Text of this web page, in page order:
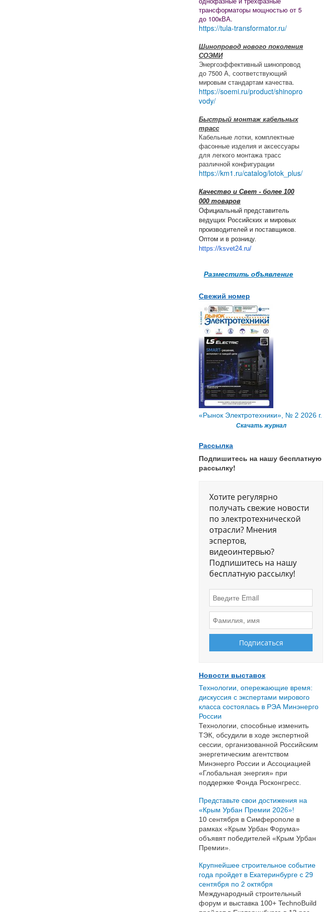
трансформаторы мощностью от 5
до 100кВА.
https://tula-transformator.ru/
Шинопровод нового поколения
СОЭМИ
Энергоэффективный шинопровод
до 7500 А, соответствующий
мировым стандартам качества.
https://soemi.ru/product/shinopro
vody/
Быстрый монтаж кабельных
трасс
Кабельные лотки, комплектные
фасонные изделия и аксессуары
для легкого монтажа трасс
различной конфигурации
https://km1.ru/catalog/lotok_plus/
Качество и Свет - более 100
000 товаров
Официальный представитель
ведущих Российских и мировых
производителей и поставщиков.
Оптом и в розницу.
https://ksvet24.ru/
Разместить объявление
Свежий номер
«Рынок Электротехники», № 2 2026 г.
Скачать журнал
Рассылка
Подпишитесь на нашу бесплатную
рассылку!
Хотите регулярно
получать свежие новости
по электротехнической
отрасли? Мнения
эспертов,
видеоинтервью?
Подпишитесь на нашу
бесплатную рассылку!
Новости выставок
Технологии, опережающие время:
дискуссия с экспертами мирового
класса состоялась в РЭА Минэнерго
России
Технологии, способные изменить
ТЭК, обсудили в ходе экспертной
сессии, организованной Российским
энергетическим агентством
Минэнерго России и Ассоциацией
«Глобальная энергия» при
поддержке Фонда Росконгресс.
Представьте свои достижения на
«Крым Урбан Премии 2026»!
10 сентября в Симферополе в
рамках «Крым Урбан Форума»
объявят победителей «Крым Урбан
Премии».
Крупнейшее строительное событие
года пройдет в Екатеринбурге с 29
сентября по 2 октября
Международный строительный
форум и выставка 100+ TechnoBuild